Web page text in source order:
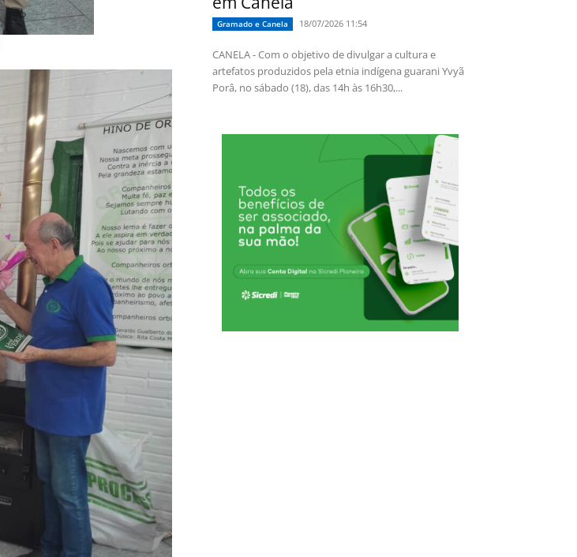
Gramado e Canela 18/07/2026 11:54
CANELA - Com o objetivo de divulgar a cultura e
artefatos produzidos pela etnia indígena guarani Yvyã
Porâ, no sábado (18), das 14h às 16h30,...